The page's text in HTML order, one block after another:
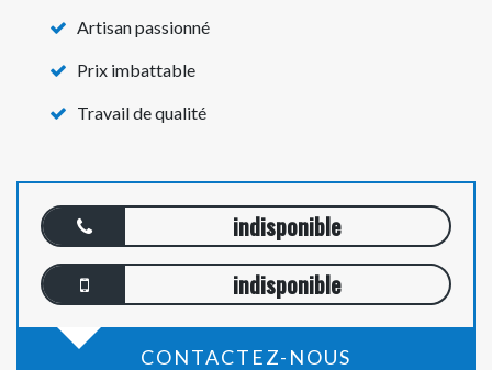
Artisan passionné
Prix imbattable
Travail de qualité
indisponible
indisponible
CONTACTEZ-NOUS